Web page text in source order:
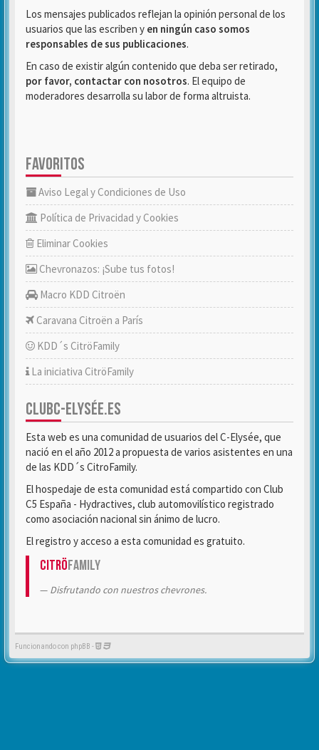
Los mensajes publicados reflejan la opinión personal de los
usuarios que las escriben y en ningún caso somos
responsables de sus publicaciones.
En caso de existir algún contenido que deba ser retirado,
por favor, contactar con nosotros. El equipo de
moderadores desarrolla su labor de forma altruista.
FAVORITOS
Aviso Legal y Condiciones de Uso
Política de Privacidad y Cookies
Eliminar Cookies
Chevronazos: ¡Sube tus fotos!
Macro KDD Citroën
Caravana Citroën a París
KDD´s CitröFamily
La iniciativa CitröFamily
CLUBC-ELYSÉE.ES
Esta web es una comunidad de usuarios del C-Elysée, que
nació en el año 2012 a propuesta de varios asistentes en una
de las KDD´s CitroFamily.
El hospedaje de esta comunidad está compartido con Club
C5 España - Hydractives, club automovilístico registrado
como asociación nacional sin ánimo de lucro.
El registro y acceso a esta comunidad es gratuito.
CitröFamily
Disfrutando con nuestros chevrones.
Funcionando con phpBB -